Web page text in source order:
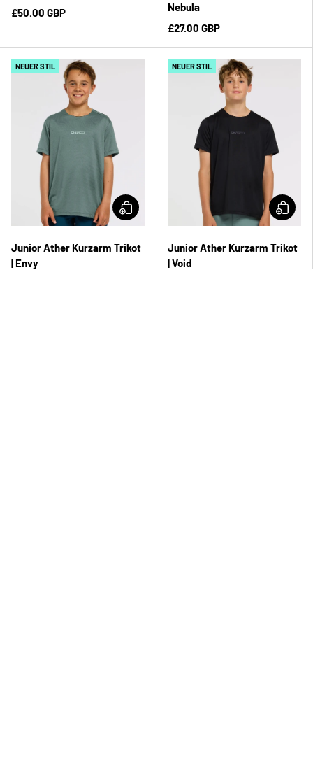
£50.00 GBP
Nebula
£27.00 GBP
NEUER STIL
Junior Ather Kurzarm Trikot
| Envy
NEUER STIL
Junior Ather Kurzarm Trikot
| Void